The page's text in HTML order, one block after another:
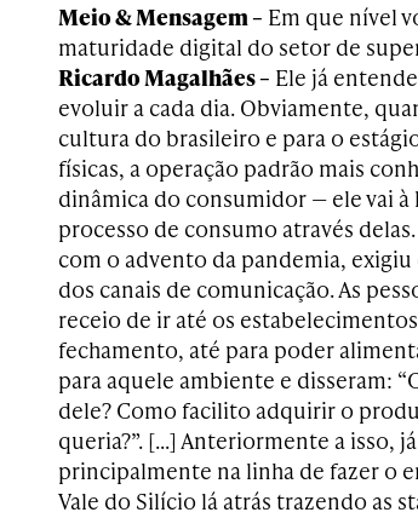
Meio & Mensagem – Em que nível
maturidade digital do setor de
Ricardo Magalhães – Ele já
evoluir a cada dia. Obviamente,
cultura do brasileiro e para o
físicas, a operação padrão mais
dinâmica do consumidor — ele vai
processo de consumo através
com o advento da pandemia,
dos canais de comunicação. As
receio de ir até os
fechamento, até para poder
para aquele ambiente e disseram:
dele? Como facilito adquirir o
queria?”. […] Anteriormente a isso,
principalmente na linha de fazer o
Vale do Silício lá atrás trazendo as